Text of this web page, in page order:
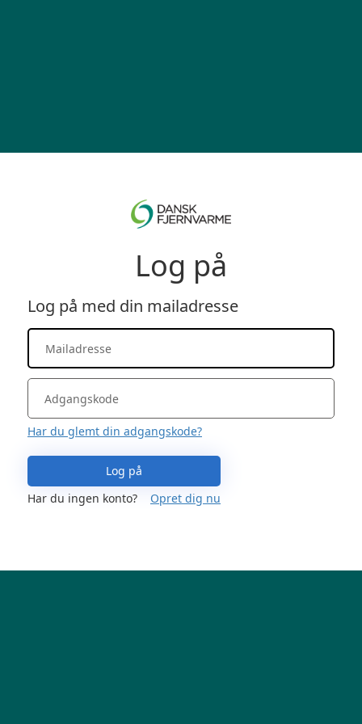
Log på
Log på med din mailadresse
Har du glemt din adgangskode?
Log på
Har du ingen konto?
Opret dig nu